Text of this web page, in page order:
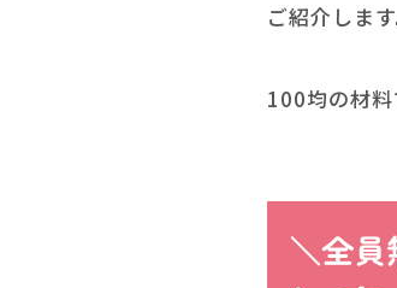
ご紹介します
100均の材料